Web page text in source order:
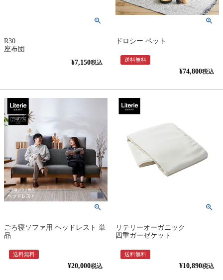
R30
座布団
¥7,150税込
ドロシー ペット
送料無料
¥74,800税込
ごろ寝ソファ用 ヘッドレスト 単
品
送料無料
¥20,000税込
リテリーオーガニック
四重ガーゼケット
送料無料
¥10,890税込